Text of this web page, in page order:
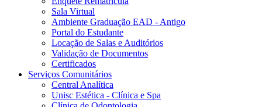
Sala Virtual
Ambiente Graduação EAD - Antigo
Portal do Estudante
Locação de Salas e Auditórios
Validação de Documentos
Certificados
Serviços Comunitários
Central Analítica
Unisc Estética - Clínica e Spa